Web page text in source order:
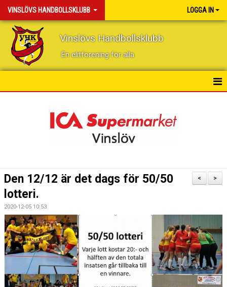
VINSLÖVS HANDBOLLSKLUBB LOGGA IN
Vinslövs Handbollsklubb
En elitförening för alla
BILDGALLERI
MATCHER
LÄNKAR
BLI MEDLEM!
>
<
Den 12/12 är det dags för 50/50
lotteri.
2020-12-05 10:53